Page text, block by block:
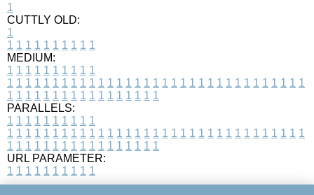
1
CUTTLY OLD:
1
1 1 1 1 1 1 1 1 1 1
MEDIUM:
1 1 1 1 1 1 1 1 1 1
1 1 1 1 1 1 1 1 1 1 1 1 1 1 1 1 1 1 1 1 1 1 1 1 1 1 1 1 1 1 1 1 1
1 1 1 1 1 1 1 1 1 1 1 1 1 1 1 1 1
PARALLELS:
1 1 1 1 1 1 1 1 1 1
1 1 1 1 1 1 1 1 1 1 1 1 1 1 1 1 1 1 1 1 1 1 1 1 1 1 1 1 1 1 1 1 1
1 1 1 1 1 1 1 1 1 1 1 1 1 1 1 1 1
URL PARAMETER:
1 1 1 1 1 1 1 1 1 1